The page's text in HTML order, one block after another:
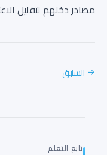
مصادر دخلهم لتقليل
← السابق
تابع التعلم